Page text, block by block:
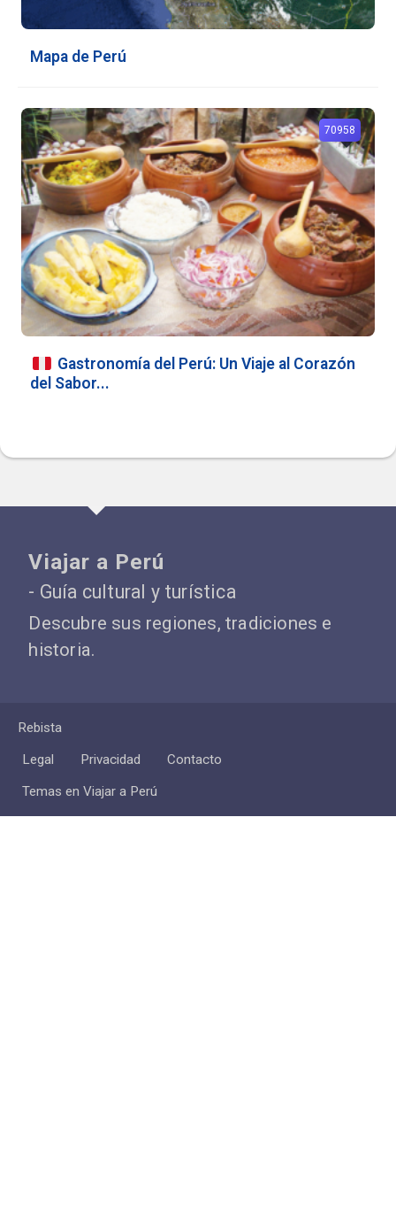
Mapa de Perú
Gastronomía del Perú: Un Viaje al Corazón
del Sabor...
70958
Viajar a Perú
- Guía cultural y turística
Descubre sus regiones, tradiciones e
historia.
Rebista
Legal
Privacidad
Contacto
Temas en Viajar a Perú